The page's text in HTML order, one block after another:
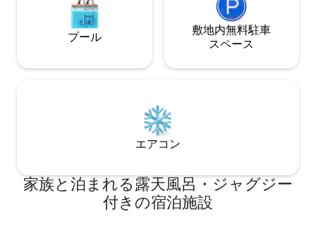
プール
敷地内無料駐⁠車
ス⁠ペ⁠ー⁠ス
エアコン
家族と泊まれる露天風呂・ジャグジー
付きの宿泊施設